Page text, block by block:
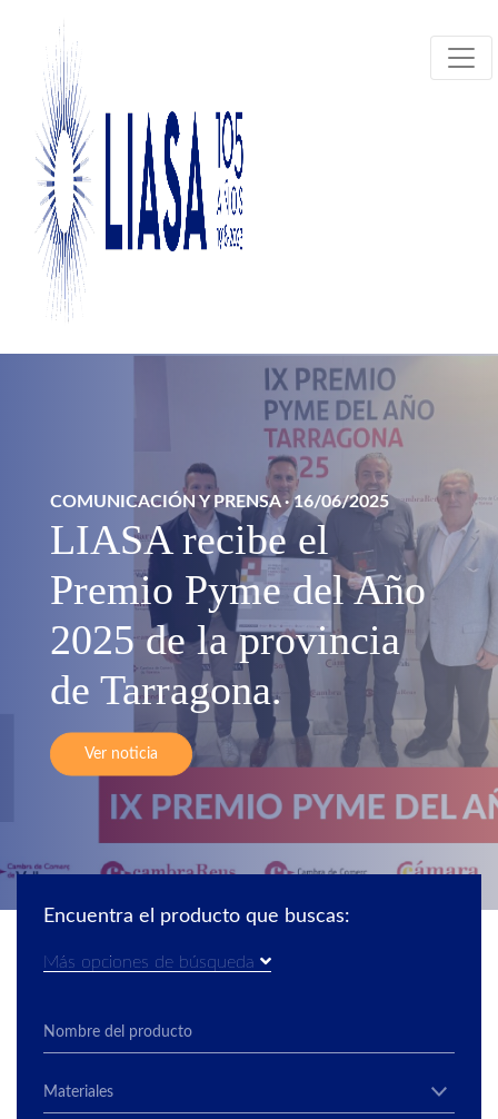
COMUNICACIÓN Y PRENSA· 16/06/2025
LIASA recibe el
Premio Pyme del Año
2025 de la provincia
de Tarragona.
Ver noticia
Encuentra el producto que buscas:
Más opciones de búsqueda